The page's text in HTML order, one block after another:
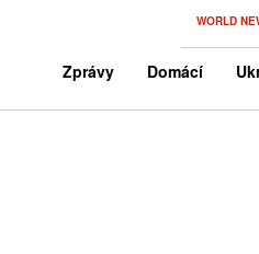
WORLD
Zprávy Domácí